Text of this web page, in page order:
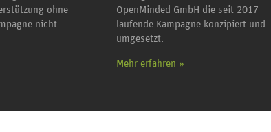
ohne
nicht
OpenMinded GmbH die seit 2017
laufende Kampagne konzipiert und
umgesetzt.
Mehr erfahren »